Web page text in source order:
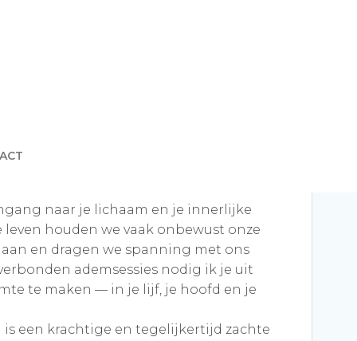
naar je lichaam en je innerlijke
houden we vaak onbewust onze
aan en dragen we spanning met ons
ademsessies nodig ik je uit
te maken — in je lijf, je hoofd en je
een krachtige en tegelijkertijd zachte